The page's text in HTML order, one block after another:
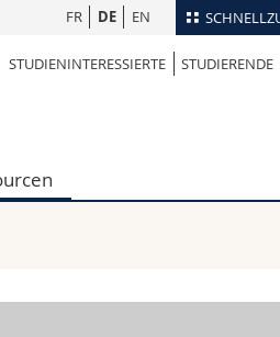
FR DE EN
STUDIENINTERESSIERTE STUDIERENDE